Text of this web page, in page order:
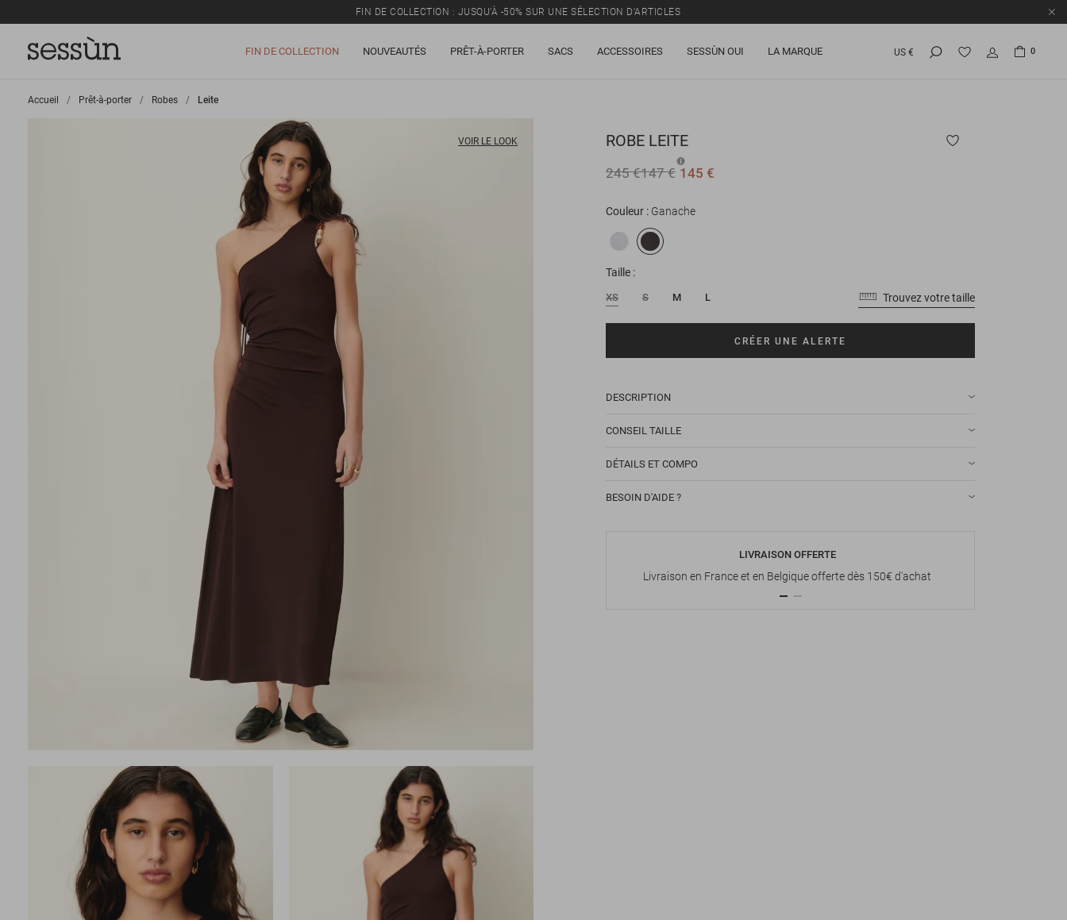
FIN DE COLLECTION : JUSQU’À -50% SUR UNE SÉLECTION D’ARTICLES
FIN DE COLLECTION NOUVEAUTÉS PRÊT-À-PORTER SACS ACCESSOIRES SESSÙN OUI LA MARQUE US € 0
Accueil >
Prêt-à-porter >
Robes >
Leite
VOIR LE LOOK ROBE LEITE
245 €147 € 145 €
Couleur Ganache
Taille
XS S M L Trouvez votre taille
CRÉER UNE ALERTE
DESCRIPTION
CONSEIL TAILLE
DÉTAILS ET COMPO
BESOIN D'AIDE ?
LIVRAISON OFFERTE
Livraison en France et en Belgique offerte dès 150€ d'achat